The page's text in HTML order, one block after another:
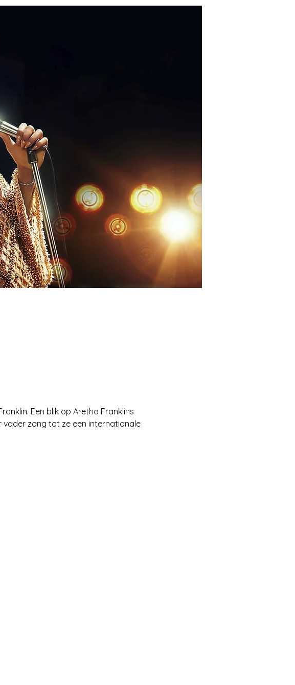
Een blik op Aretha Franklins
vader zong tot ze een internationale